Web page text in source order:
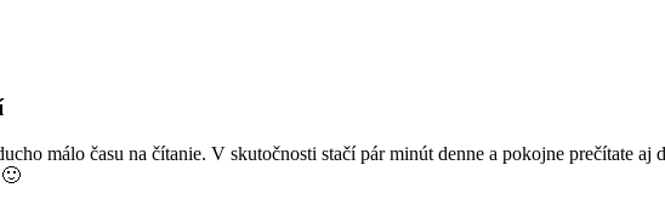
málo času na čítanie. V skutočnosti stačí pár minút denne a pokojne prečítate